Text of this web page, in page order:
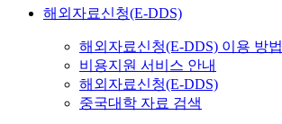
해외자료신청(E-DDS)
해외자료신청(E-DDS) 이용 방법
비용지원 서비스 안내
해외자료신청(E-DDS)
중국대학 자료 검색